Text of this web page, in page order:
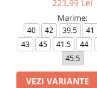
223,99 Lei
Marime:
40 42 39.5 41
43
45 41.5 44
45.5
VEZI VARIANTE